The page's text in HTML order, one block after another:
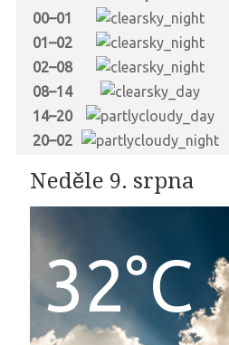
00–01
01–02
02–08
08–14
14–20
20–02
Neděle 9. srpna
32°C